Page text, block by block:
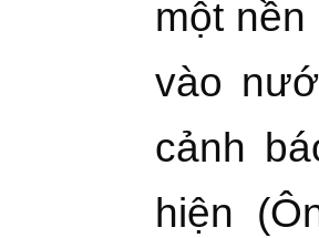
một
vào
cảnh
hiện